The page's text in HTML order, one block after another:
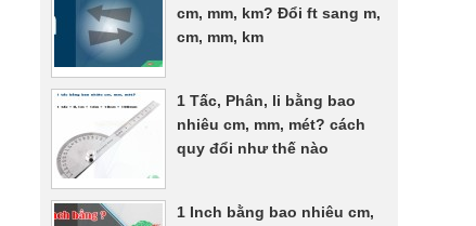
cm, mm, km? Đổi ft sang m,
cm, mm, km
1 Tấc, Phân, li bằng bao
nhiêu cm, mm, mét? cách
quy đổi như thế nào
1 Inch bằng bao nhiêu cm,